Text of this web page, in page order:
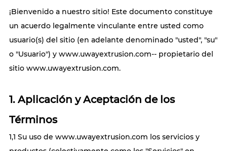
¡Bienvenido a nuestro sitio! Este documento constituye
un acuerdo legalmente vinculante entre usted como
usuario(s) del sitio (en adelante denominado "usted", "su"
o "Usuario") y www.uwayextrusion.com-- propietario del
sitio www.uwayextrusion.com.
1. Aplicación y Aceptación de los
Términos
1,1 Su uso de www.uwayextrusion.com los servicios y